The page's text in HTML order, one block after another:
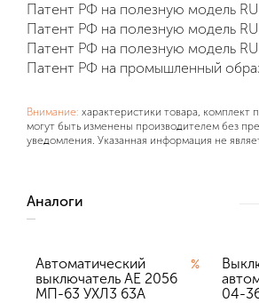
Патент РФ на полезную модель RU
Патент РФ на полезную модель
Патент РФ на полезную модель
Патент РФ на промышленный
Внимание: характеристики товара, комплект
могут быть изменены производителем без
уведомления. Указанная информация не
Аналоги
Автоматический
выключатель АЕ 2056
МП-63 УХЛ3 63А
%
04-